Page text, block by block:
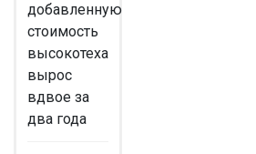
добавленную
стоимость
высокотеха
вырос
вдвое за
два года